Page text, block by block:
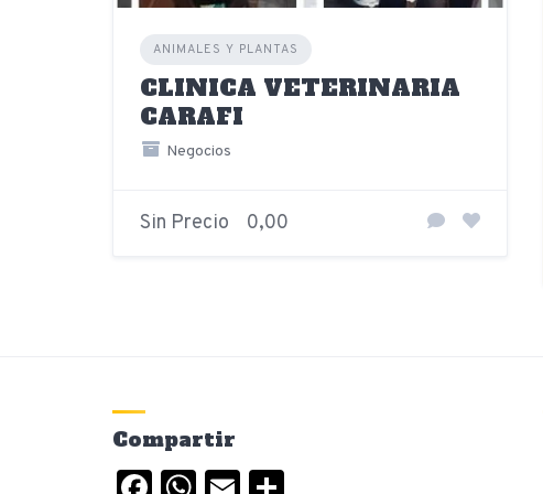
ANIMALES Y PLANTAS
CLINICA VETERINARIA
CARAFI
Negocios
Sin Precio 0,00
Compartir